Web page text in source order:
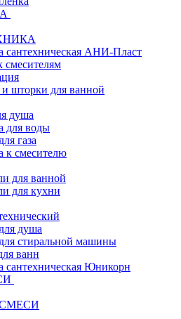
сантехническая АНИ-Пласт
смесителям
шторки для ванной
душа
для воды
газа
к смесителю
для ванной
для кухни
душа
стиральной машины
ванн
сантехническая Юникорн